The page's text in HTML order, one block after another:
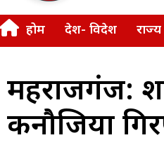
होम देश- विदेश राज्य
महराजगंज:
कनौजिया